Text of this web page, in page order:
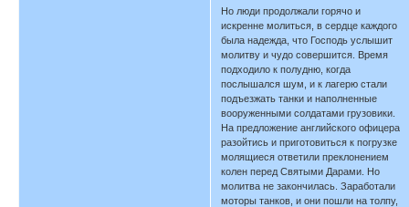
Но люди продолжали горячо и
искренне молиться, в сердце каждого
была надежда, что Господь услышит
молитву и чудо совершится. Время
подходило к полудню, когда
послышался шум, и к лагерю стали
подъезжать танки и наполненные
вооруженными солдатами грузовики.
На предложение английского офицера
разойтись и приготовиться к погрузке
молящиеся ответили преклонением
колен перед Святыми Дарами. Но
молитва не закончилась. Заработали
моторы танков, и они пошли на толпу,